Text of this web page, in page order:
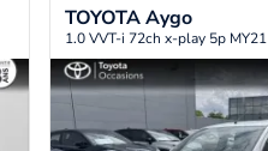
TOYOTAAygo
1.0 VVT-i 72ch x-play 5p MY21